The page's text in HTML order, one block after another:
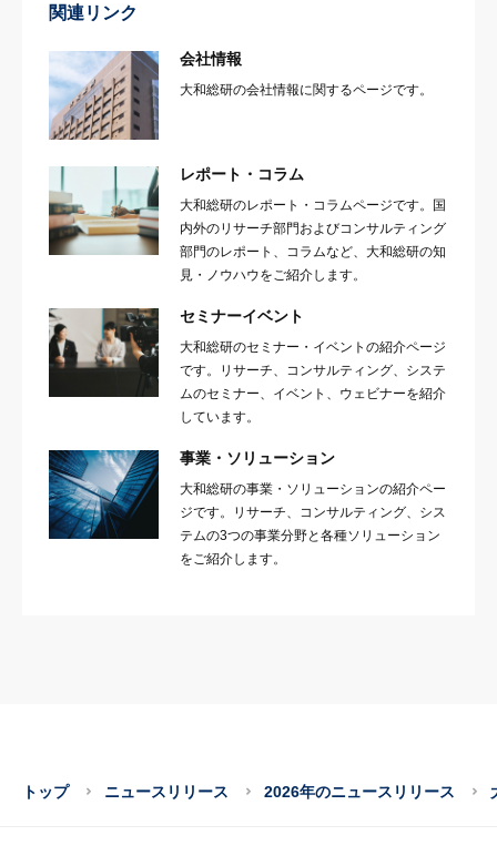
関連リンク
会社情報
大和総研の会社情報に関するページです。
レポート・コラム
大和総研のレポート・コラムページです。国
内外のリサーチ部門およびコンサルティング
部門のレポート、コラムなど、大和総研の知
見・ノウハウをご紹介します。
セミナーイベント
大和総研のセミナー・イベントの紹介ページ
です。リサーチ、コンサルティング、システ
ムのセミナー、イベント、ウェビナーを紹介
しています。
事業・ソリューション
大和総研の事業・ソリューションの紹介ペー
ジです。リサーチ、コンサルティング、シス
テムの3つの事業分野と各種ソリューション
をご紹介します。
トップ ニュースリリース 2026年のニュースリリース